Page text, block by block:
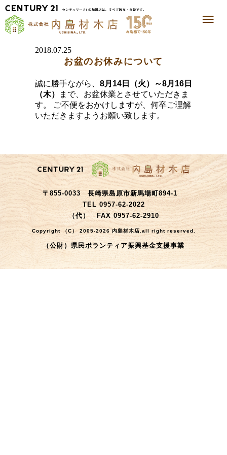
2018.07.25
お盆のお休みについて
誠に勝手ながら、 8月14日（火）～8月16日
（木）
まで、お盆休業とさせていただきま
す。 ご不便をおかけしますが、何卒ご理解
いただきますようお願い致します。
〒855-0033 長崎県島原市新馬場町894-1
TEL 0957-62-2022
（代） FAX 0957-62-2910
Copyright （C） 2005-2026 内島材木店.all right reserved.
（公財）県民ボランティア振興基金支援事業